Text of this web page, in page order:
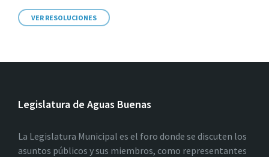
VER RESOLUCIONES
Legislatura de Aguas Buenas
La Legislatura Municipal es el foro donde se discuten los
asuntos públicos y sus miembros, como representantes